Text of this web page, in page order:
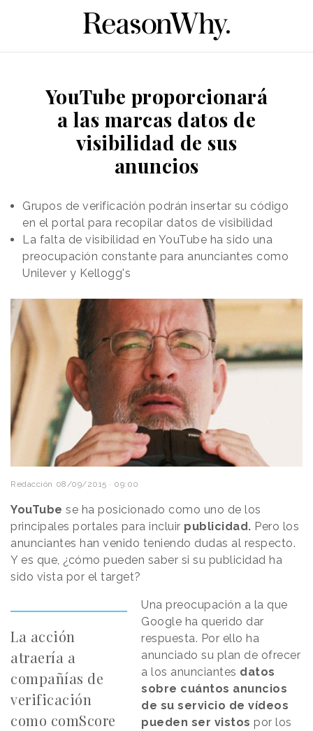
YouTube proporcionará
a las marcas datos de
visibilidad de sus
anuncios
Grupos de verificación podrán insertar su código
en el portal para recopilar datos de visibilidad
La falta de visibilidad en YouTube ha sido una
preocupación constante para anunciantes como
Unilever y Kellogg's
Redacción 08/09/2015 · 09:00
YouTube se ha posicionado como uno de los
principales portales para incluir publicidad. Pero los
anunciantes han venido teniendo dudas al respecto.
Y es que, ¿cómo pueden saber si su publicidad ha
sido vista por el target?
La acción
atraería a
compañías de
verificación
como comScore
Una preocupación a la que
Google ha querido dar
respuesta. Por ello ha
anunciado su plan de ofrecer
a los anunciantes datos
sobre cuántos anuncios
de su servicio de vídeos
pueden ser vistos por los